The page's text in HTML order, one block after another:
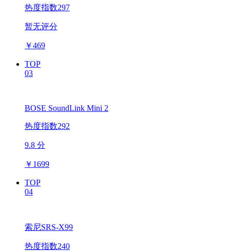
热度指数297
暂无评分
￥469
TOP
03
BOSE SoundLink Mini 2
热度指数292
9.8 分
￥ 1699
TOP
04
索尼SRS-X99
热度指数240